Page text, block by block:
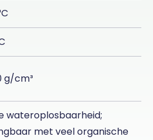
g/cm³
wateroplosbaarheid;
met veel organische